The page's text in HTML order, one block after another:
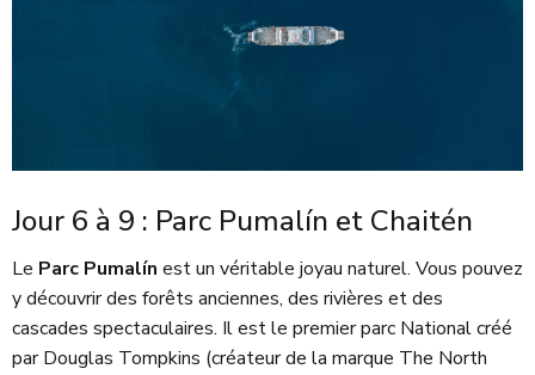
Jour 6 à 9 : Parc Pumalín et Chaitén
Le Parc Pumalín est un véritable joyau naturel. Vous pouvez
y découvrir des forêts anciennes, des rivières et des
cascades spectaculaires. Il est le premier parc National créé
par Douglas Tompkins (créateur de la marque The North